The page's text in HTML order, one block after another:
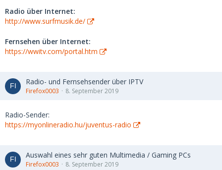
Radio über Internet:
http://www.surfmusik.de/
Fernsehen über Internet:
https://wwitv.com/portal.htm
Radio- und Fernsehsender über IPTV
Firefox0003 8. September 2019
Radio-Sender:
https://myonlineradio.hu/juventus-radio
Auswahl eines sehr guten Multimedia / Gaming PCs
Firefox0003 8. September 2019